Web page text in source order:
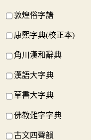
敦煌俗字譜
康熙字典(校正本)
角川漢和辭典
漢語大字典
草書大字典
佛教難字字典
古文四聲韻